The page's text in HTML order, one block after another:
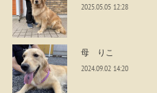
2025.05.05 12:28
母 りこ
2024.09.02 14:20